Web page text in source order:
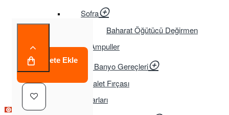
Sofra
Baharat Öğütücü Değirmen
Tasarruflu Ampuller
Temizlik ve Banyo Gereçleri
Tuvalet Fırçası
TV Aksesuarları
Sepete Ekle
Çok Satılan Ürün
Çok Satılan Ürün
Çok Satılan Ürün